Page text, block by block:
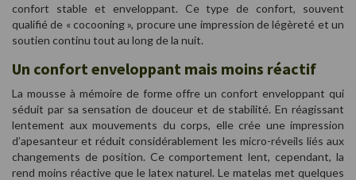
confort stable et enveloppant. Ce type de confort, souvent
qualifié de « cocooning », procure une impression de légèreté et un
soutien continu tout au long de la nuit.
Un confort enveloppant mais moins réactif
La mousse à mémoire de forme offre un confort enveloppant qui
séduit par sa sensation de douceur et de stabilité. En réagissant
lentement aux mouvements du corps, elle crée une impression
d’apesanteur et réduit considérablement les micro-réveils liés aux
changements de position. Ce comportement lent, cependant, la
rend moins réactive que le latex naturel. Le matelas met quelques